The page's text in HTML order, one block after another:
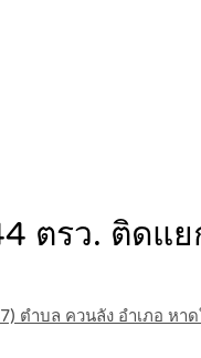
ตรว. ติดแย
ตำบล ควนลัง อำเภอ หา